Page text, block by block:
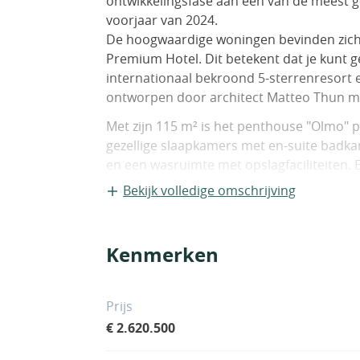
voorjaar van 2024.
De hoogwaardige woningen bevinden
Premium Hotel. Dit betekent dat je kunt
internationaal bekroond 5-sterrenresort
ontworpen door architect Matteo Thun
Met zijn 115 m² is het penthouse "Olmo"
gezellige slaapkamers met en-suite
en een wasruimte met opslagfaciliteiten.
omgeven door een ruim terras.
Een privé dakterras biedt de
De netto aankoopprijs van de woning
de prijs voor een ondergrondse
Bekijk volledige omschrijving
Kenmerken
Prijs
€ 2.620.500